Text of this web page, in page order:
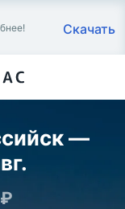
Скачать
—